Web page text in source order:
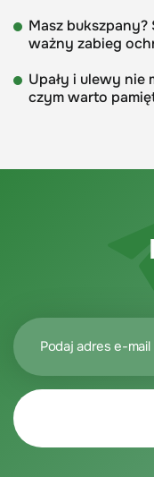
Masz
ważny zabieg
Upały i ulewy nie
czym warto